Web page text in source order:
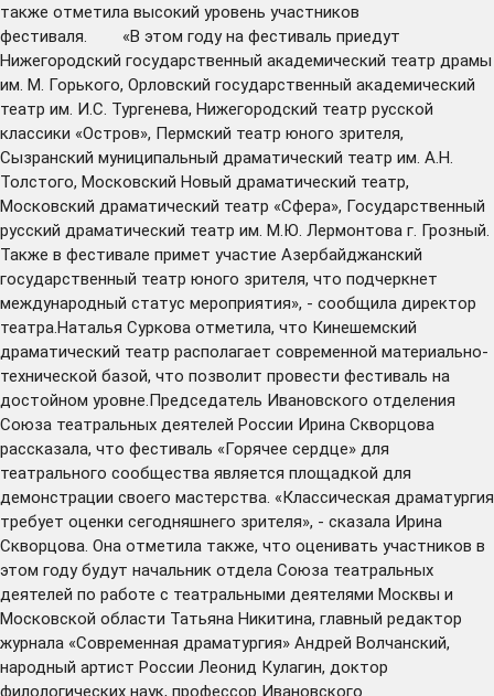
также отметила высокий уровень участников
фестиваля. «В этом году на фестиваль приедут
Нижегородский государственный академический театр драмы
им. М. Горького, Орловский государственный академический
театр им. И.С. Тургенева, Нижегородский театр русской
классики «Остров», Пермский театр юного зрителя,
Сызранский муниципальный драматический театр им. А.Н.
Толстого, Московский Новый драматический театр,
Московский драматический театр «Сфера», Государственный
русский драматический театр им. М.Ю. Лермонтова г. Грозный.
Также в фестивале примет участие Азербайджанский
государственный театр юного зрителя, что подчеркнет
международный статус мероприятия», - сообщила директор
театра.Наталья Суркова отметила, что Кинешемский
драматический театр располагает современной материально-
технической базой, что позволит провести фестиваль на
достойном уровне.Председатель Ивановского отделения
Союза театральных деятелей России Ирина Скворцова
рассказала, что фестиваль «Горячее сердце» для
театрального сообщества является площадкой для
демонстрации своего мастерства. «Классическая драматургия
требует оценки сегодняшнего зрителя», - сказала Ирина
Скворцова. Она отметила также, что оценивать участников в
этом году будут начальник отдела Союза театральных
деятелей по работе с театральными деятелями Москвы и
Московской области Татьяна Никитина, главный редактор
журнала «Современная драматургия» Андрей Волчанский,
народный артист России Леонид Кулагин, доктор
филологических наук, профессор Ивановского